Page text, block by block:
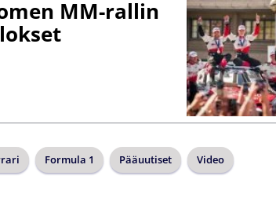
MM-rallin
Formula 1 Pääuutiset Video